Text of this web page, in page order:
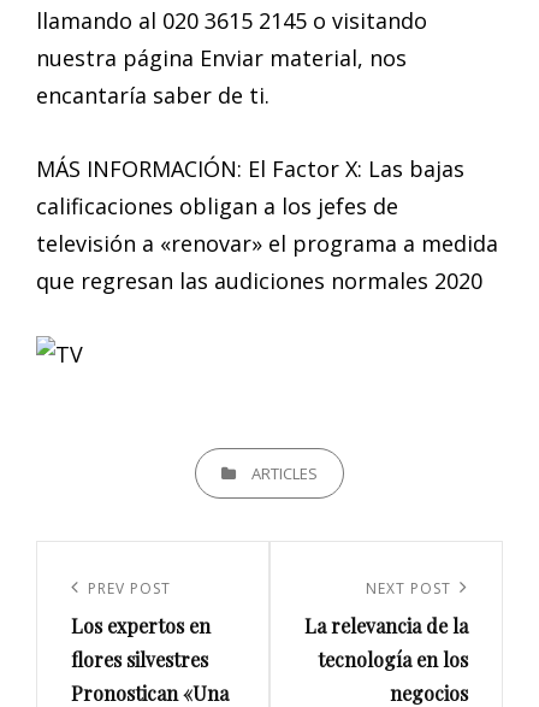
llamando al 020 3615 2145 o visitando
nuestra página Enviar material, nos
encantaría saber de ti.
MÁS INFORMACIÓN: El Factor X: Las bajas
calificaciones obligan a los jefes de
televisión a «renovar» el programa a medida
que regresan las audiciones normales 2020
CATEGORIESARTICLES
entradas
Previous
Post
PREV POST
Los expertos en
flores silvestres
Pronostican «Una
Post
NEXT POST
La relevancia de la
tecnología en los
negocios